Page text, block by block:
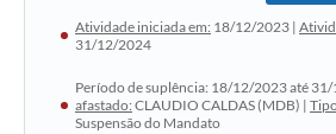
Atividade iniciada em: 18/12/2023 |
31/12/2024
Período de suplência: 18/12/2023 até
afastado: CLAUDIO CALDAS (MDB) |
Suspensão do Mandato